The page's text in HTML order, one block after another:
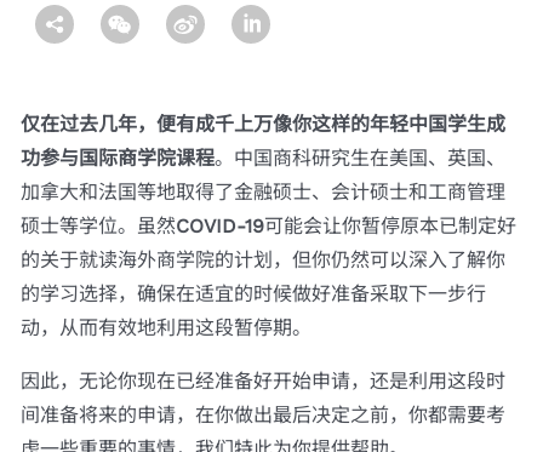
仅在过去几年，便有成千上万像你这样的年轻中国学生成
功参与国际商学院课程。中国商科研究生在美国、英国、
加拿大和法国等地取得了金融硕士、会计硕士和工商管理
硕士等学位。虽然COVID-19可能会让你暂停原本已制定好
的关于就读海外商学院的计划，但你仍然可以深入了解你
的学习选择，确保在适宜的时候做好准备采取下一步行
动，从而有效地利用这段暂停期。
因此，无论你现在已经准备好开始申请，还是利用这段时
间准备将来的申请，在你做出最后决定之前，你都需要考